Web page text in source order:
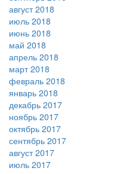
август 2018
июль 2018
июнь 2018
май 2018
апрель 2018
март 2018
февраль 2018
январь 2018
декабрь 2017
ноябрь 2017
октябрь 2017
сентябрь 2017
август 2017
июль 2017